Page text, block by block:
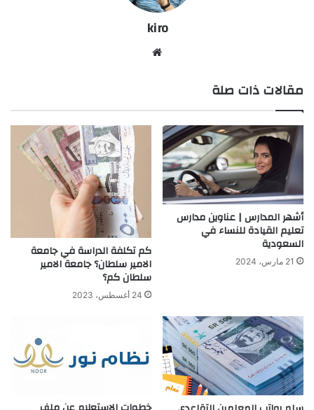
kiro
مقالات ذات صلة
أشهر المدارس | عناوين مدارس
تعليم القيادة للنساء في
السعودية
21 مارس، 2024
كم تكلفة الدراسة في جامعة
الامير سلطان؟ جامعة الامير
سلطان كم؟
24 أغسطس، 2023